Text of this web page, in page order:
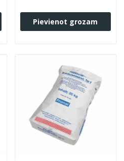
Pievienot grozam